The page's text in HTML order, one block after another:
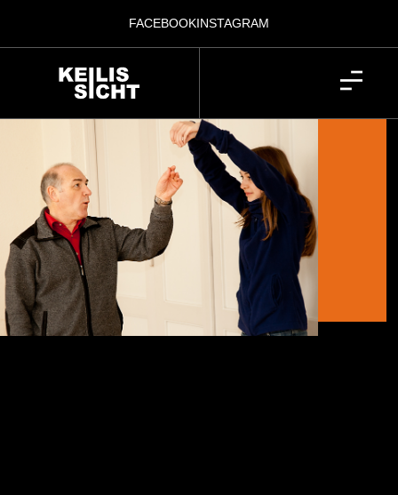
FACEBOOKINSTAGRAM